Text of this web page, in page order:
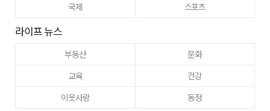
국제
스포츠
라이프 뉴스
부동산
문화
교육
건강
이웃사랑
동정